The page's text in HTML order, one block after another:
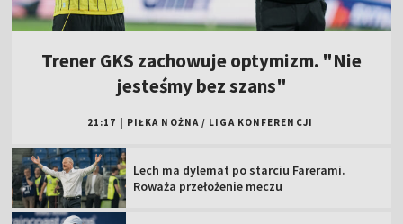
Trener GKS zachowuje optymizm. "Nie
jesteśmy bez szans"
21:17 PIŁKA NOŻNA / LIGA KONFERENCJI
Lech ma dylemat po starciu Farerami.
Roważa przełożenie meczu